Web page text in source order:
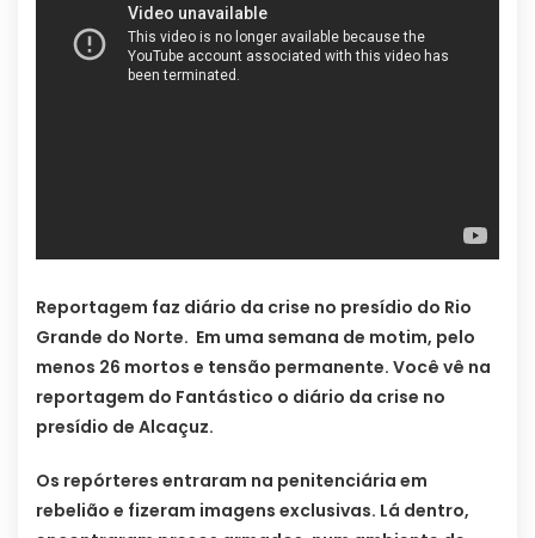
Reportagem faz diário da crise no presídio do Rio
Grande do Norte. Em uma semana de motim, pelo
menos 26 mortos e tensão permanente. Você vê na
reportagem do Fantástico o diário da crise no
presídio de Alcaçuz.
Os repórteres entraram na penitenciária em
rebelião e fizeram imagens exclusivas. Lá dentro,